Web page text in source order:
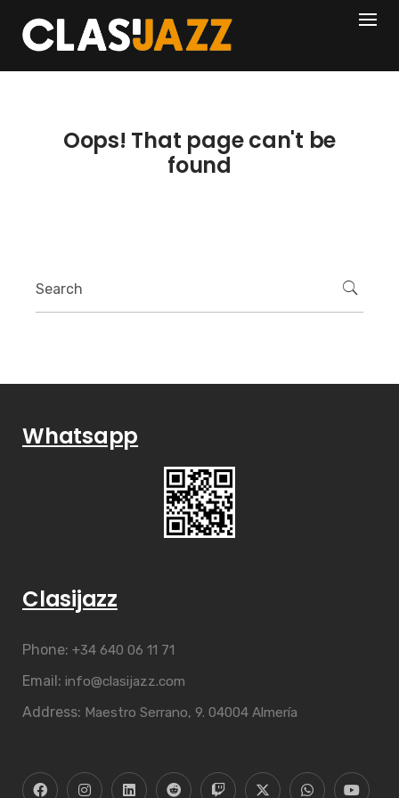
content
404
Oops! That page can't be
found
Whatsapp
Clasijazz
Phone: +34 640 06 11 71
Email: info@clasijazz.com
Address: Maestro Serrano, 9. 04004 Almería